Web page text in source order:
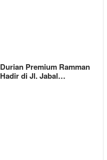
Durian Premium Ramman
Hadir di Jl. Jabal…